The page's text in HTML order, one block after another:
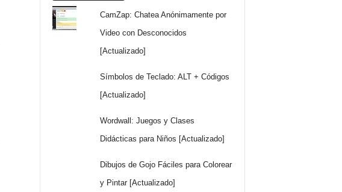
CamZap: Chatea Anónimamente por
Video con Desconocidos
[Actualizado]
Símbolos de Teclado: ALT + Códigos
[Actualizado]
Wordwall: Juegos y Clases
Didácticas para Niños [Actualizado]
Dibujos de Gojo Fáciles para Colorear
y Pintar [Actualizado]